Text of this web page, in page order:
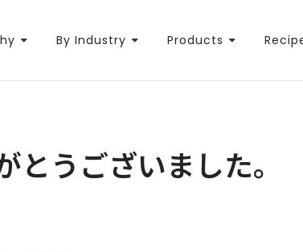
By Industry Products
とうございました。